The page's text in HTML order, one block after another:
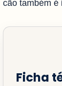
cão também é
Ficha